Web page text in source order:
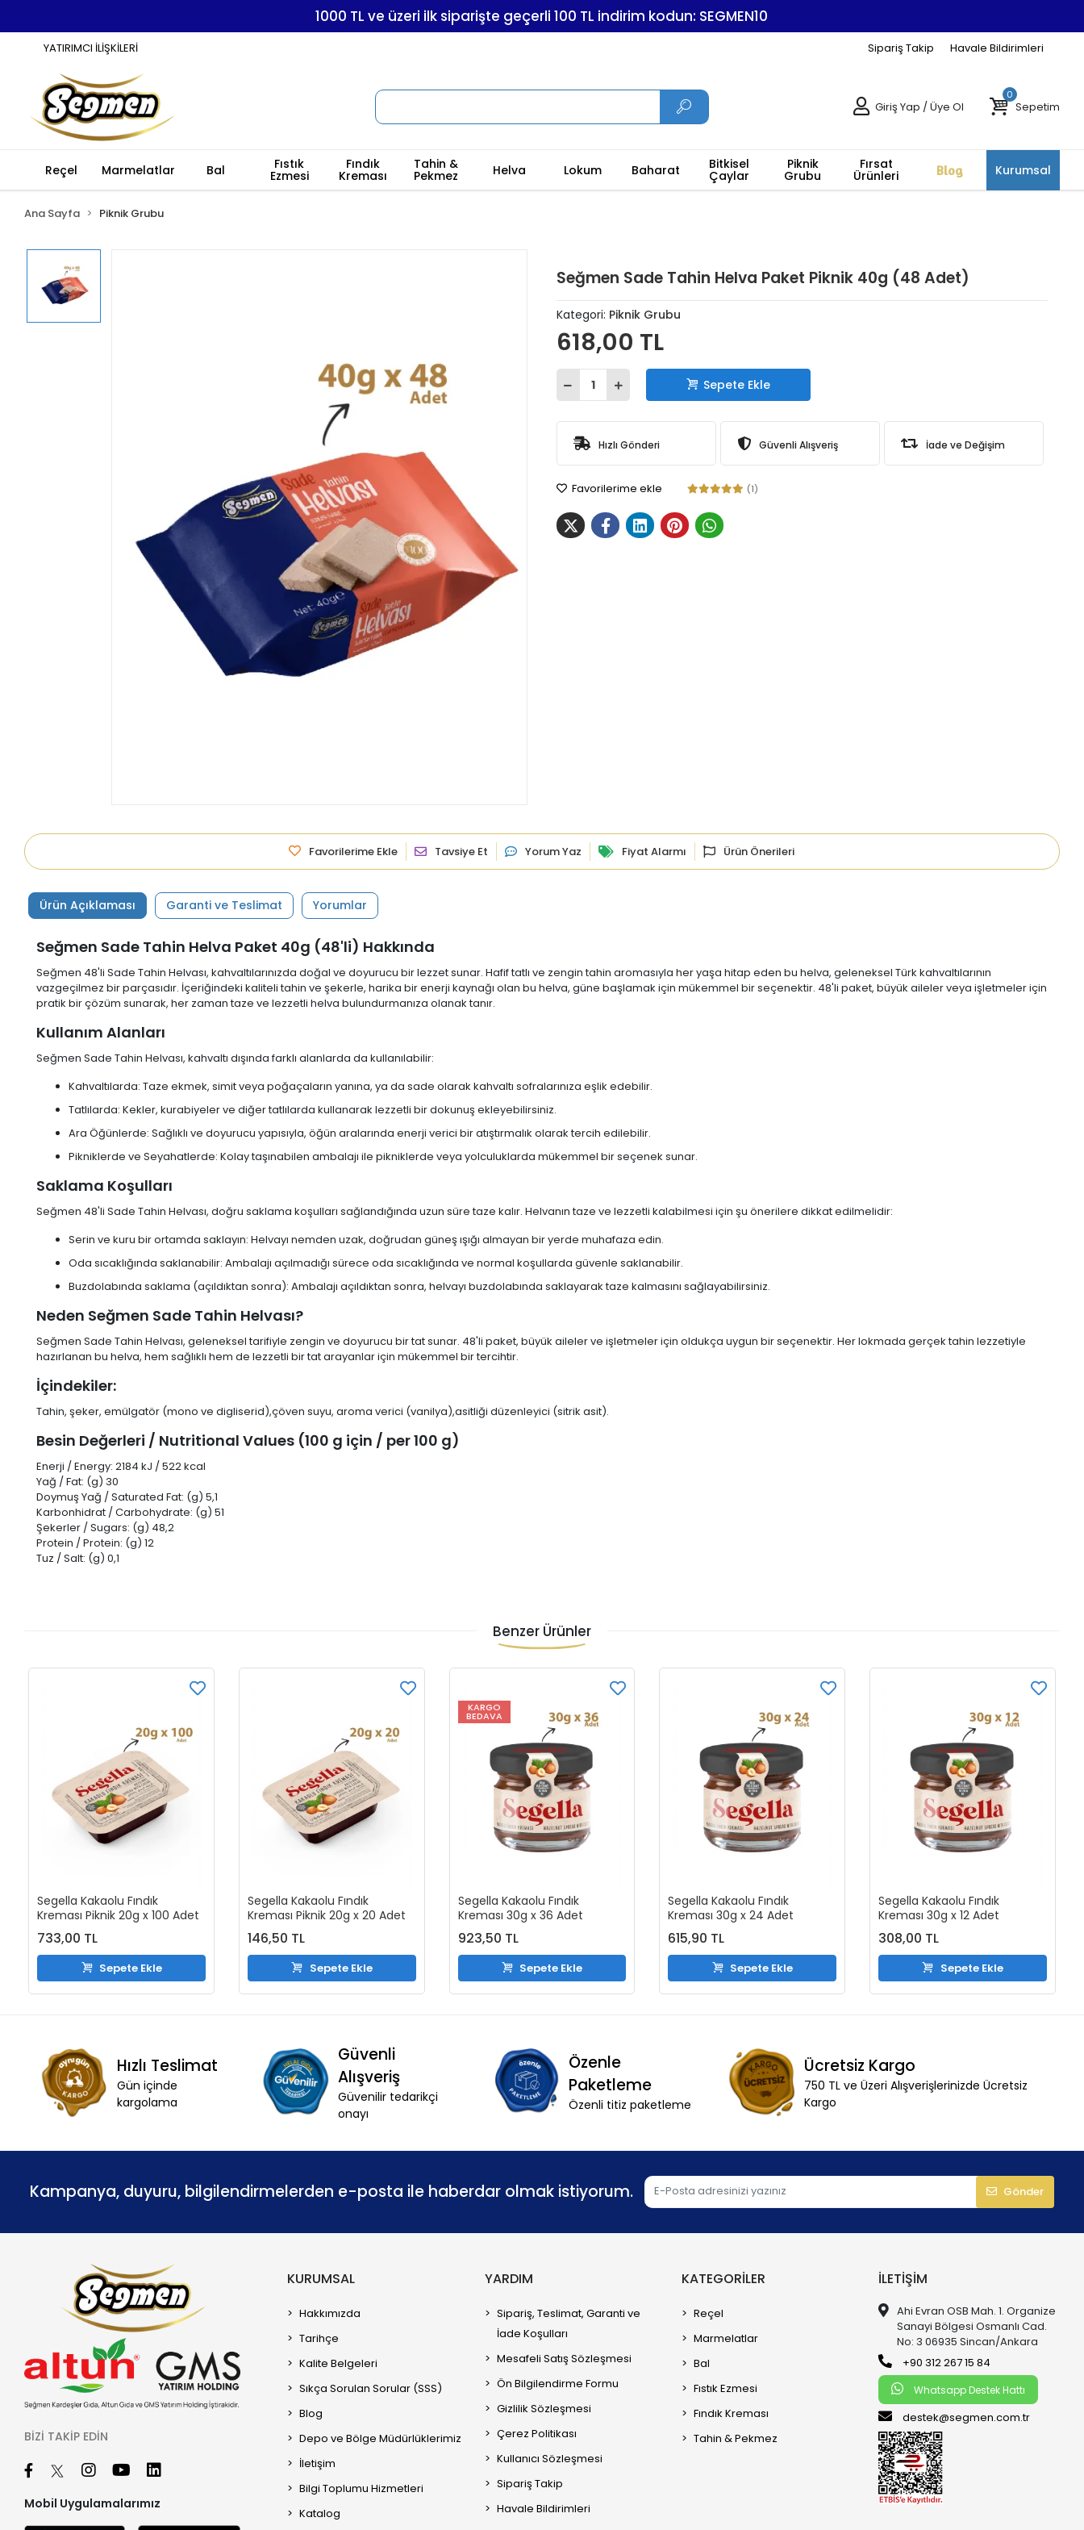
1000 TL ve üzeri ilk siparişte geçerli 100 TL indirim kodun: SEGMEN10
YATIRIMCI İLİŞKİLERİ Sipariş Takip Havale Bildirimleri
Giriş Yap /Üye Ol
0
Sepetim
Reçel Marmelatlar Bal Fıstık
Ezmesi
Fındık
Kreması
Tahin &
Pekmez Helva Lokum Baharat Bitkisel
Çaylar
Piknik
Grubu
Fırsat
Ürünleri Blog Kurumsal
Ana Sayfa Piknik Grubu
Seğmen Sade Tahin Helva Paket Piknik 40g (48 Adet)
Kategori: Piknik Grubu
618,00 TL
Sepete Ekle
Hızlı Gönderi Güvenli Alışveriş İade ve Değişim
Favorilerime ekle (1)
Favorilerime Ekle Tavsiye Et Yorum Yaz Fiyat Alarmı Ürün Önerileri
Ürün Açıklaması Garanti ve Teslimat Yorumlar
Seğmen Sade Tahin Helva Paket 40g (48'li) Hakkında
Seğmen 48'li Sade Tahin Helvası, kahvaltılarınızda doğal ve doyurucu bir lezzet sunar. Hafif tatlı ve zengin tahin aromasıyla her yaşa hitap eden bu helva, geleneksel Türk kahvaltılarının
vazgeçilmez bir parçasıdır. İçeriğindeki kaliteli tahin ve şekerle, harika bir enerji kaynağı olan bu helva, güne başlamak için mükemmel bir seçenektir. 48'li paket, büyük aileler veya işletmeler için
pratik bir çözüm sunarak, her zaman taze ve lezzetli helva bulundurmanıza olanak tanır.
Kullanım Alanları
Seğmen Sade Tahin Helvası, kahvaltı dışında farklı alanlarda da kullanılabilir:
Kahvaltılarda: Taze ekmek, simit veya poğaçaların yanına, ya da sade olarak kahvaltı sofralarınıza eşlik edebilir.
Tatlılarda: Kekler, kurabiyeler ve diğer tatlılarda kullanarak lezzetli bir dokunuş ekleyebilirsiniz.
Ara Öğünlerde: Sağlıklı ve doyurucu yapısıyla, öğün aralarında enerji verici bir atıştırmalık olarak tercih edilebilir.
Pikniklerde ve Seyahatlerde: Kolay taşınabilen ambalajı ile pikniklerde veya yolculuklarda mükemmel bir seçenek sunar.
Saklama Koşulları
Seğmen 48'li Sade Tahin Helvası, doğru saklama koşulları sağlandığında uzun süre taze kalır. Helvanın taze ve lezzetli kalabilmesi için şu önerilere dikkat edilmelidir:
Serin ve kuru bir ortamda saklayın: Helvayı nemden uzak, doğrudan güneş ışığı almayan bir yerde muhafaza edin.
Oda sıcaklığında saklanabilir: Ambalajı açılmadığı sürece oda sıcaklığında ve normal koşullarda güvenle saklanabilir.
Buzdolabında saklama (açıldıktan sonra): Ambalajı açıldıktan sonra, helvayı buzdolabında saklayarak taze kalmasını sağlayabilirsiniz.
Neden Seğmen Sade Tahin Helvası?
Seğmen Sade Tahin Helvası, geleneksel tarifiyle zengin ve doyurucu bir tat sunar. 48'li paket, büyük aileler ve işletmeler için oldukça uygun bir seçenektir. Her lokmada gerçek tahin lezzetiyle
hazırlanan bu helva, hem sağlıklı hem de lezzetli bir tat arayanlar için mükemmel bir tercihtir.
İçindekiler:
Tahin, şeker, emülgatör (mono ve digliserid),çöven suyu, aroma verici (vanilya),asitliği düzenleyici (sitrik asit).
Besin Değerleri / Nutritional Values (100 g için / per 100 g)
Enerji / Energy: 2184 kJ / 522 kcal
Yağ / Fat: (g) 30
Doymuş Yağ / Saturated Fat: (g) 5,1
Karbonhidrat / Carbohydrate: (g) 51
Şekerler / Sugars: (g) 48,2
Protein / Protein: (g) 12
Tuz / Salt: (g) 0,1
Benzer Ürünler
Segella Kakaolu Fındık
Kreması Piknik 20g x 100 Adet
733,00 TL
Sepete Ekle
Segella Kakaolu Fındık
Kreması Piknik 20g x 20 Adet
146,50 TL
Sepete Ekle
KARGO
BEDAVA
Segella Kakaolu Fındık
Kreması 30g x 36 Adet
923,50 TL
Sepete Ekle
Segella Kakaolu Fındık
Kreması 30g x 24 Adet
615,90 TL
Sepete Ekle
Segella Kakaolu Fındık
Kreması 30g x 12 Adet
308,00 TL
Sepete Ekle
Hızlı Teslimat
Gün içinde
kargolama
Güvenli
Alışveriş
Güvenilir tedarikçi
onayı
Özenle
Paketleme
Özenli titiz paketleme
Ücretsiz Kargo
750 TL ve Üzeri Alışverişlerinizde Ücretsiz
Kargo
Kampanya, duyuru, bilgilendirmelerden e-posta ile haberdar olmak istiyorum. Gönder
BIZI TAKIP EDIN
Mobil Uygulamalarımız
KURUMSAL
Hakkımızda
Tarihçe
Kalite Belgeleri
Sıkça Sorulan Sorular (SSS)
Blog
Depo ve Bölge Müdürlüklerimiz
İletişim
Bilgi Toplumu Hizmetleri
Katalog
YARDIM
Sipariş, Teslimat, Garanti ve
İade Koşulları
Mesafeli Satış Sözleşmesi
Ön Bilgilendirme Formu
Gizlilik Sözleşmesi
Çerez Politikası
Kullanıcı Sözleşmesi
Sipariş Takip
Havale Bildirimleri
KATEGORILER
Reçel
Marmelatlar
Bal
Fıstık Ezmesi
Fındık Kreması
Tahin & Pekmez
İLETIŞIM
Ahi Evran OSB Mah. 1. Organize
Sanayi Bölgesi Osmanlı Cad.
No: 3 06935 Sincan/Ankara
+90 312 267 15 84
Whatsapp Destek Hattı
destek@segmen.com.tr